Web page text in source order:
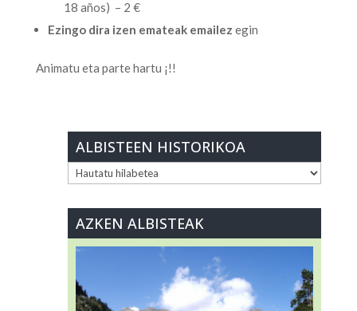
18 años) – 2 €
Ezingo dira izen emateak emailez egin
Animatu eta parte hartu ¡!!
ALBISTEEN HISTORIKOA
ALBISTEEN
AZKEN ALBISTEAK